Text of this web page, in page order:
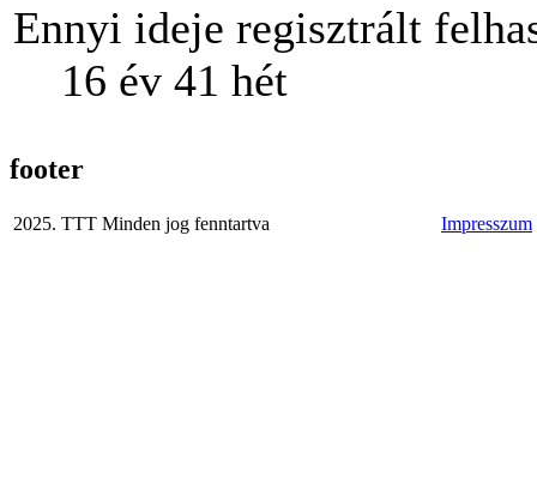
Ennyi ideje regisztrált
16 év 41 hét
footer
2025. TTT Minden jog fenntartva Impresszum